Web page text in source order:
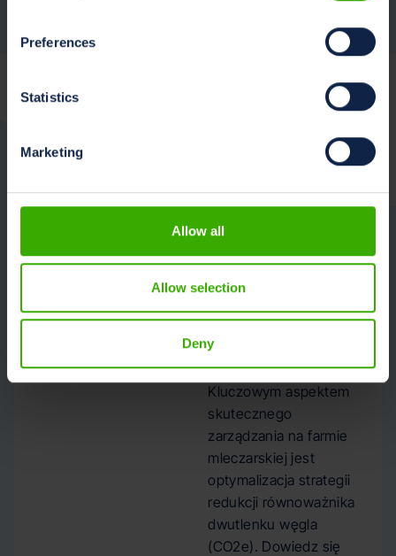
Preferences
Statistics
Marketing
Allow all
Allow selection
Deny
,
rozwój
Równoważnoś
ć CO2 i
działania na
rzecz klimatu:
dlaczego jest
to ważne dla
hodowców
mlecznych?
Kluczowym aspektem
skutecznego
zarządzania na farmie
mleczarskiej jest
optymalizacja strategii
redukcji równoważnika
dwutlenku węgla
(CO2e). Dowiedz się